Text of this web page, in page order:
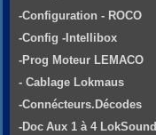
-Configuration - ROCO
-Config -Intellibox
-Prog Moteur LEMACO
- Cablage Lokmaus
-Connécteurs.Décodes
-Doc Aux 1 à 4 LokSound